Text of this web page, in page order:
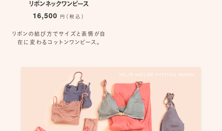
リボンネックワンピース
16,500 円（税込）
リボンの結び方でサイズと表情が自
在に変わるコットンワンピース。